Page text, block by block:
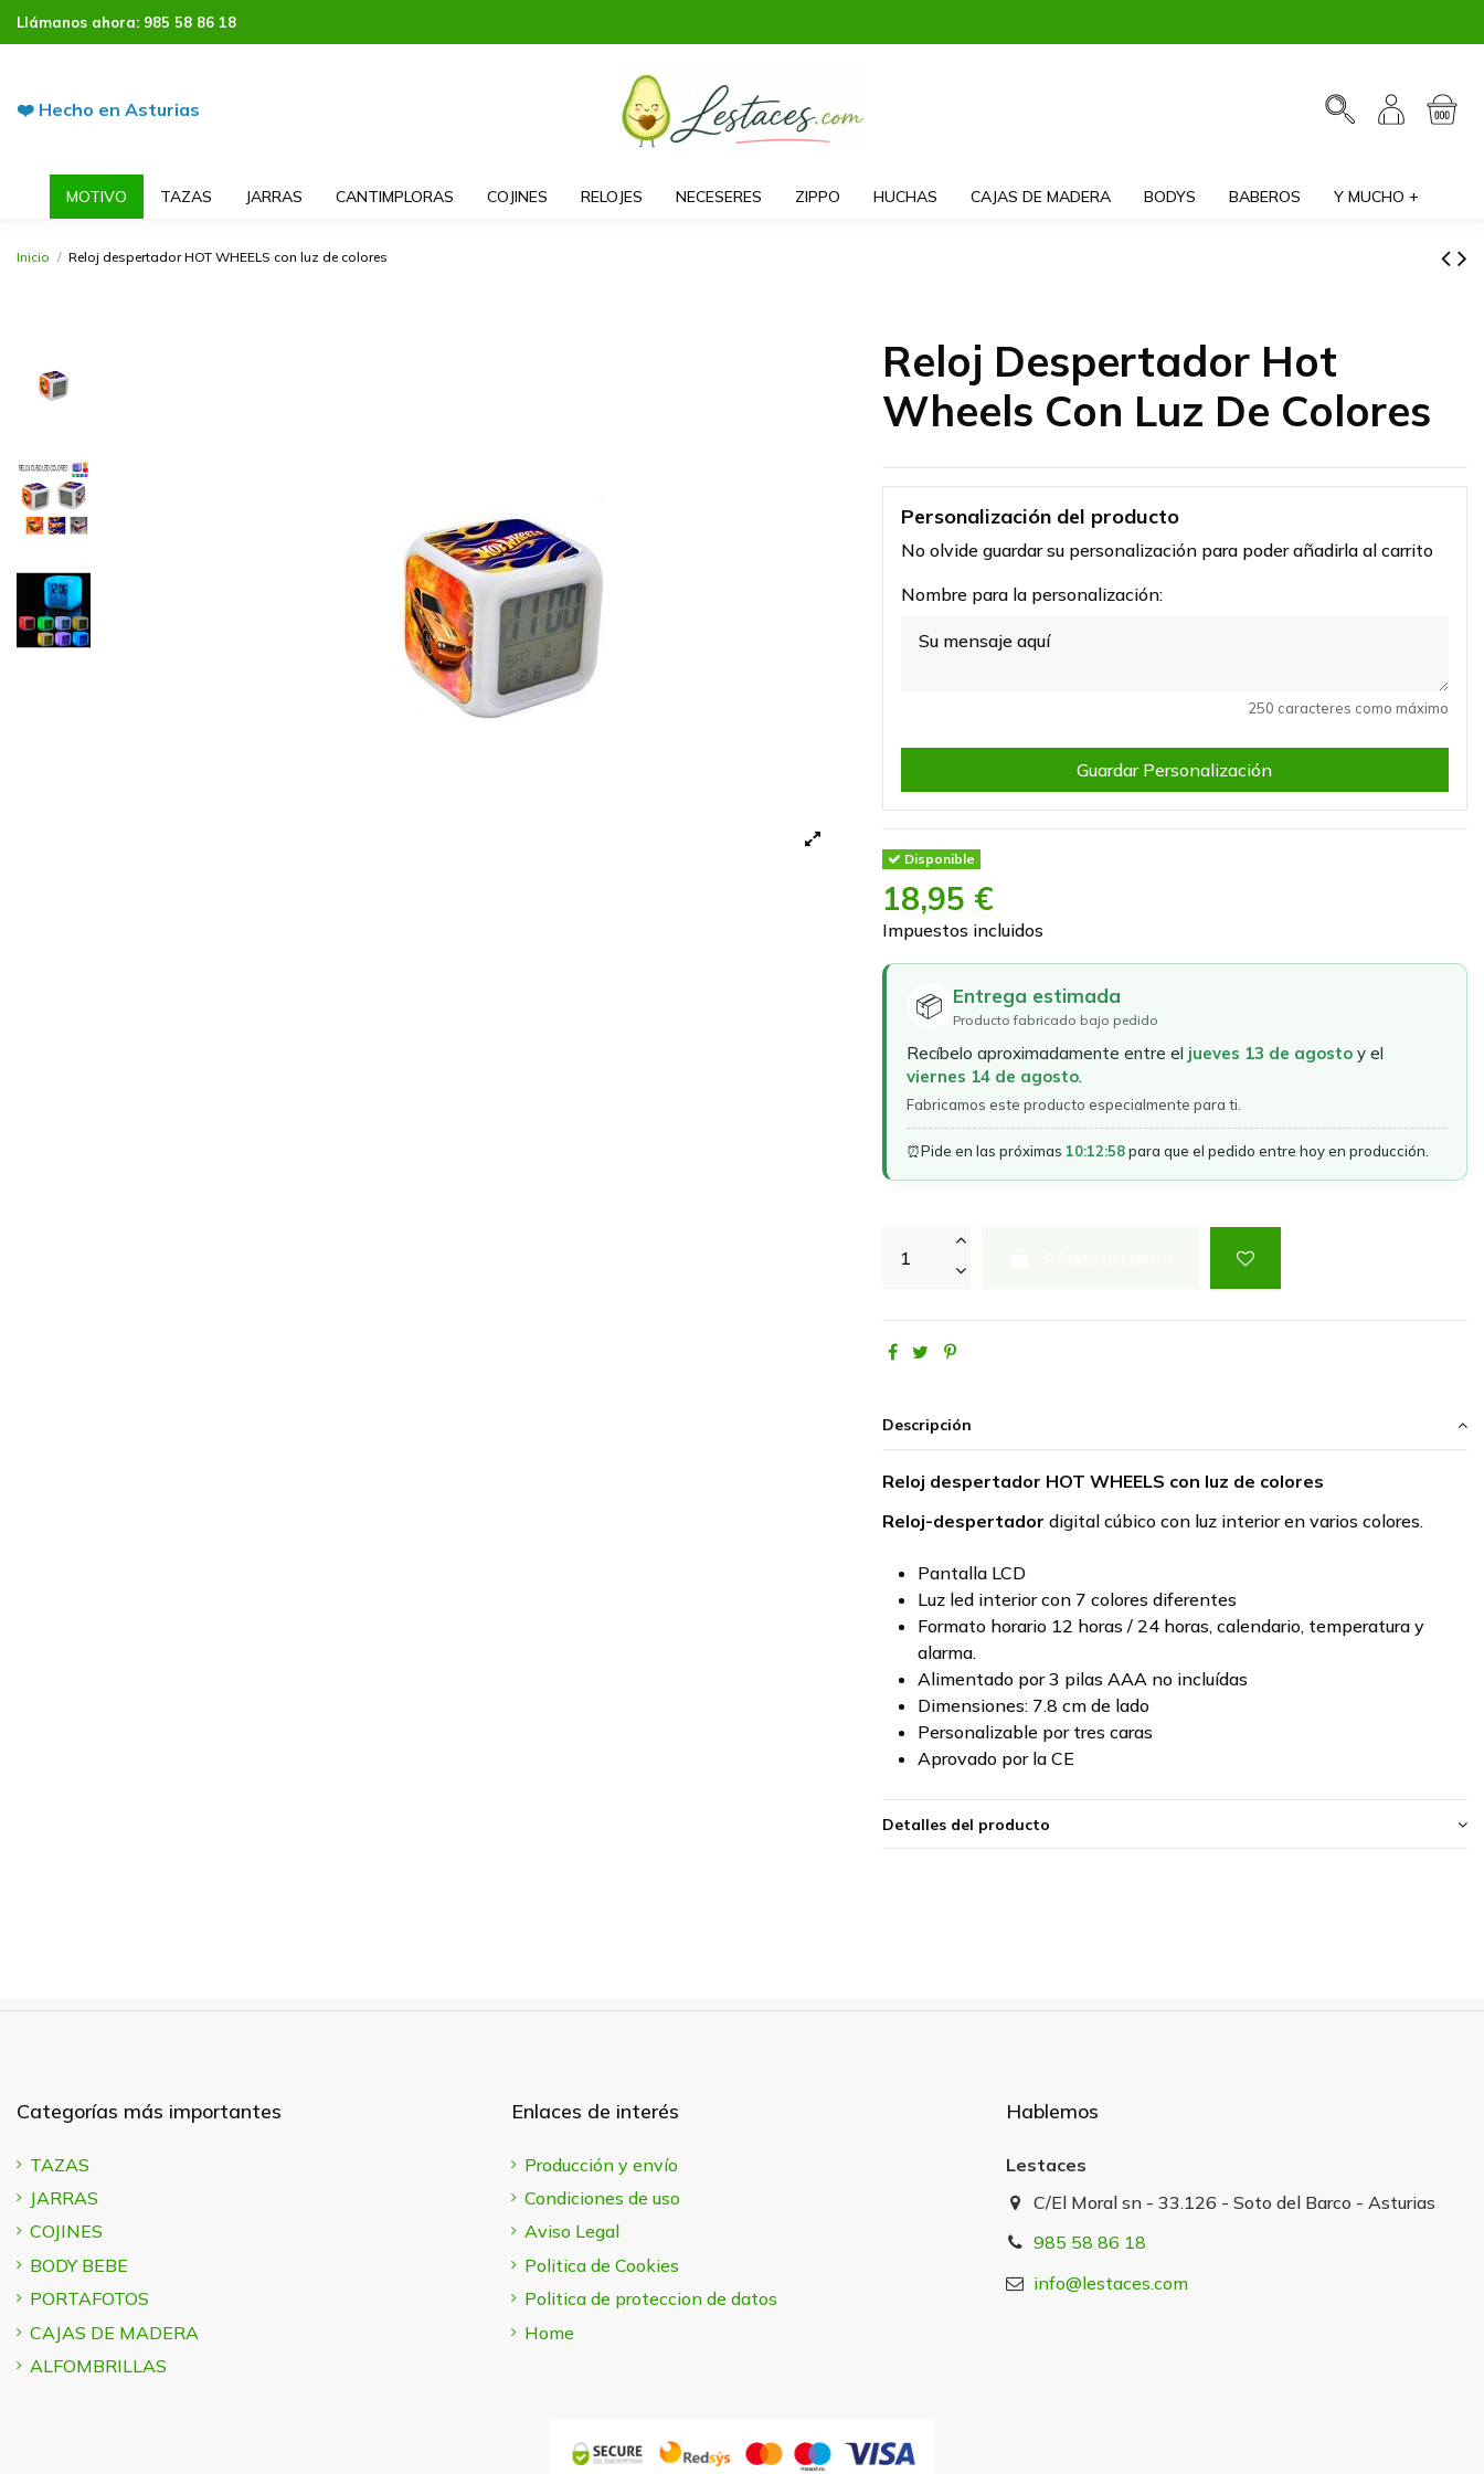
Llámanos ahora: 985 58 86 18
❤️ Hecho en Asturias
MOTIVO TAZAS JARRAS CANTIMPLORAS COJINES RELOJES NECESERES ZIPPO HUCHAS CAJAS DE MADERA BODYS BABEROS Y MUCHO +
Inicio Reloj despertador HOT WHEELS con luz de colores
Reloj Despertador Hot
Wheels Con Luz De Colores
Personalización del producto
No olvide guardar su personalización para poder añadirla al carrito
Nombre para la personalización:
250 caracteres como máximo
Guardar Personalización
Disponible
18,95 €
Impuestos incluidos
📦 Entrega estimada
Producto fabricado bajo pedido
Recíbelo aproximadamente entre el jueves 13 de agostoy el
viernes 14 de agosto.
Fabricamos este producto especialmente para ti.
⏰Pide en las próximas 10:12:58para que el pedido entre hoy en producción.
Descripción
Reloj despertador HOT WHEELS con luz de colores
Reloj-despertador digital cúbico con luz interior en varios colores.
Pantalla LCD
Luz led interior con 7 colores diferentes
Formato horario 12 horas / 24 horas, calendario, temperatura y
alarma.
Alimentado por 3 pilas AAA no incluídas
Dimensiones: 7.8 cm de lado
Personalizable por tres caras
Aprovado por la CE
Detalles del producto
Categorías más importantes
TAZAS
JARRAS
COJINES
BODY BEBE
PORTAFOTOS
CAJAS DE MADERA
ALFOMBRILLAS
Enlaces de interés
Producción y envío
Condiciones de uso
Aviso Legal
Politica de Cookies
Politica de proteccion de datos
Home
Hablemos
Lestaces
C/El Moral sn - 33.126 - Soto del Barco - Asturias
985 58 86 18
info@lestaces.com